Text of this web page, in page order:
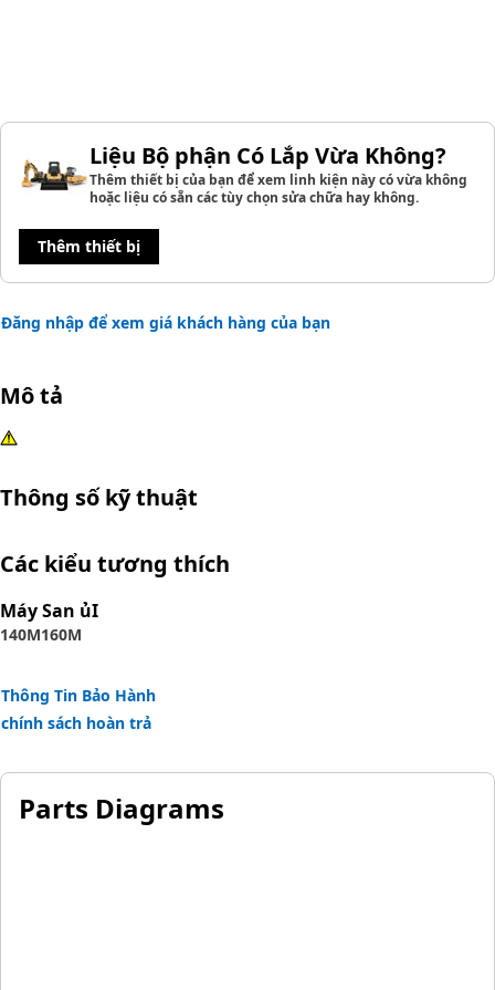
Liệu Bộ phận Có Lắp Vừa Không?
Thêm thiết bị của bạn để xem linh kiện này có vừa không
hoặc liệu có sẵn các tùy chọn sửa chữa hay không.
Thêm thiết bị
Đăng nhập để xem giá khách hàng của bạn
Mô tả
Thông số kỹ thuật
Các kiểu tương thích
Máy San ủI
140M160M
Thông Tin Bảo Hành
chính sách hoàn trả
Parts Diagrams